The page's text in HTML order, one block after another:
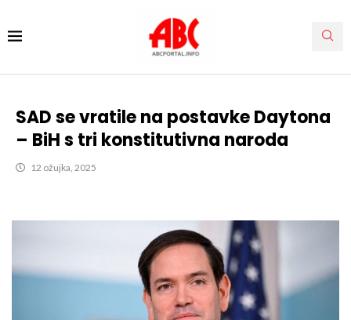
SAD se vratile na postavke Daytona
– BiH s tri konstitutivna naroda
12 ožujka, 2025